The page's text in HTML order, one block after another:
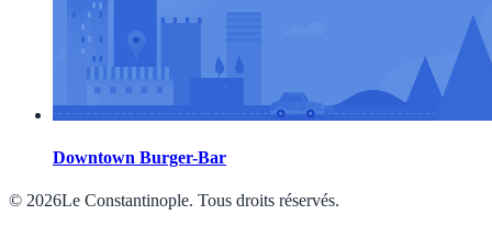
Downtown Burger-Bar
© 2026Le Constantinople. Tous droits réservés.